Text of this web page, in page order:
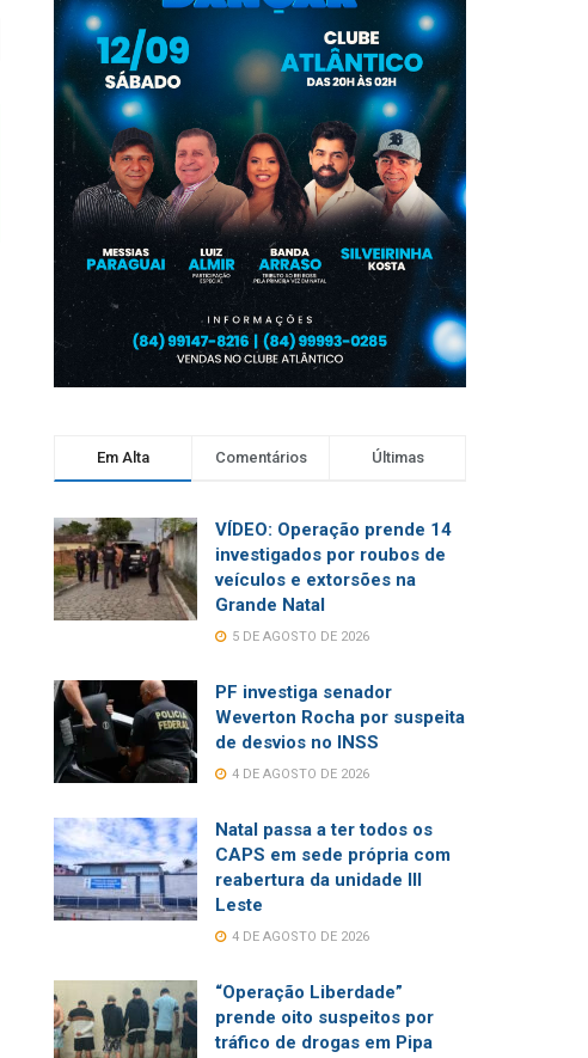
Em Alta Comentários Últimas
VÍDEO: Operação prende 14
investigados por roubos de
veículos e extorsões na
Grande Natal
5 DE AGOSTO DE 2026
PF investiga senador
Weverton Rocha por suspeita
de desvios no INSS
4 DE AGOSTO DE 2026
Natal passa a ter todos os
CAPS em sede própria com
reabertura da unidade III
Leste
4 DE AGOSTO DE 2026
“Operação Liberdade”
prende oito suspeitos por
tráfico de drogas em Pipa